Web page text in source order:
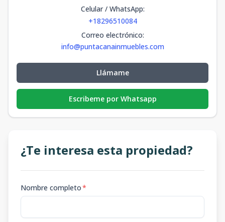
Celular / WhatsApp:
+18296510084
Correo electrónico:
info@puntacanainmuebles.com
Llámame
Escribeme por Whatsapp
¿Te interesa esta propiedad?
Nombre completo*